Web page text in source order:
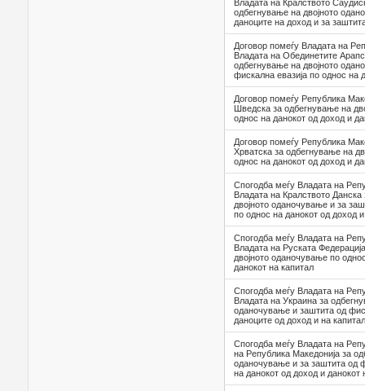
Владата на Кралството
одбегнување на двојното
даноците на доход и за
Договор помеѓу Владата на
Владата на Обединетите
одбегнување на двојното
фискална евазија по однос на
Договор помеѓу Република
Шведска за одбегнување на
однос на данокот од доход и
Договор помеѓу Република
Хрватска за одбегнување на
однос на данокот од доход и
Спогодба меѓу Владата на
Владата на Кралството
двојното оданочување и за
по однос на данокот од доход
Спогодба меѓу Владата на
Владата на Руската
двојното оданочување по
данокот на капитал
Спогодба меѓу Владата на
Владата на Украина за
оданочување и заштита од
даноците од доход и на капитал
Спогодба меѓу Владата на
на Република Македонија за
оданочување и за заштита од
на данокот од доход и данокот